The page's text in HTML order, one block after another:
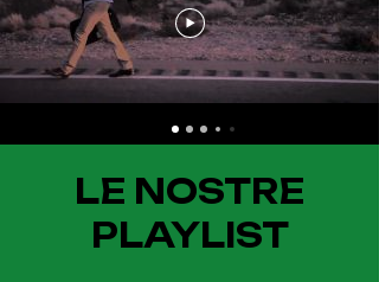
LE NOSTRE
PLAYLIST